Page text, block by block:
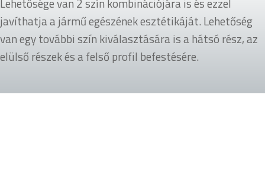
javíthatja a jármű egészének esztétikáját. Lehetőség
van egy további szín kiválasztására is a hátsó rész, az
elülső részek és a felső profil befestésére.